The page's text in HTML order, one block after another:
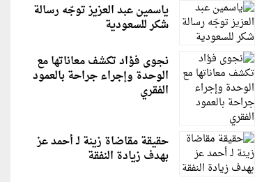
ياسمين عبد العزيز توجّه رسالة
شكر للسعودية
نجوى فؤاد تكشف معاناتها مع
الوحدة وإجراء جراحة بالعمود
الفقري
حقيقة مقاضاة زينة لـ أحمد عز
بهدف زيادة النفقة